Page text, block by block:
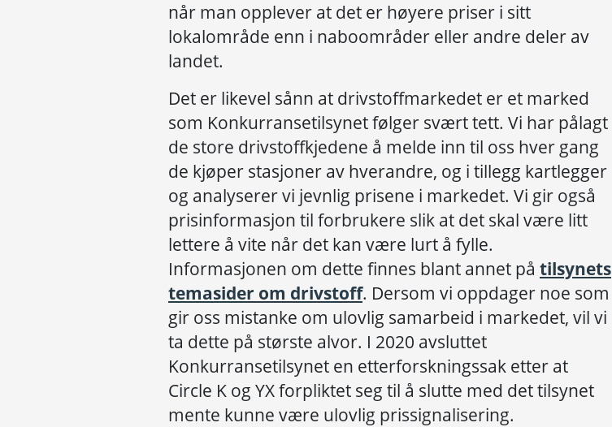
når man opplever at det er høyere priser i sitt
lokalområde enn i naboområder eller andre deler av
landet.
Det er likevel sånn at drivstoffmarkedet er et marked
som Konkurransetilsynet følger svært tett. Vi har pålagt
de store drivstoffkjedene å melde inn til oss hver gang
de kjøper stasjoner av hverandre, og i tillegg kartlegger
og analyserer vi jevnlig prisene i markedet. Vi gir også
prisinformasjon til forbrukere slik at det skal være litt
lettere å vite når det kan være lurt å fylle.
Informasjonen om dette finnes blant annet på tilsynets
temasider om drivstoff. Dersom vi oppdager noe som
gir oss mistanke om ulovlig samarbeid i markedet, vil vi
ta dette på største alvor. I 2020 avsluttet
Konkurransetilsynet en etterforskningssak etter at
Circle K og YX forpliktet seg til å slutte med det tilsynet
mente kunne være ulovlig prissignalisering.